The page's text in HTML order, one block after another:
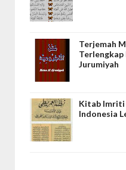
Terjemah
Jurumiyah
Kitab Imriti
Indonesia